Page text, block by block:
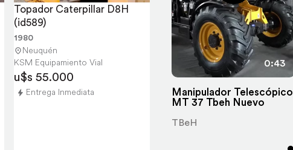
Topador Caterpillar D8H
(id589)
1980
Neuquén
KSM Equipamiento Vial
u$s 55.000
Entrega Inmediata
0:43
Manipulador Telescópico
MT 37 Tbeh Nuevo
TBeH